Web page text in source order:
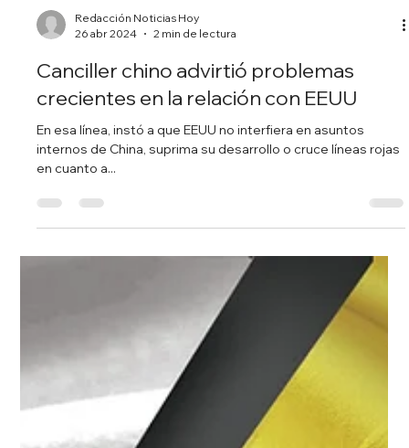
26 abr 2024
2 min de lectura
Canciller chino advirtió problemas
crecientes en la relación con EEUU
En esa línea, instó a que EEUU no interfiera en asuntos
en cuanto a...